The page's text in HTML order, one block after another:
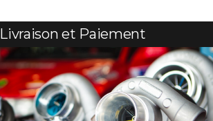
Livraison et Paiement